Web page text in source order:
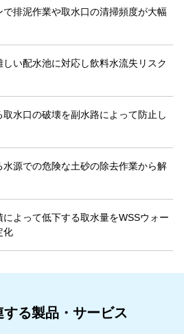
排泥作業や取水口の清掃頻度が大幅
い配水池に対応し飲料水流失リスク
水口の破壊を副水路によって防止し
源での危険な土砂の除去作業から解
よって低下する取水量をWSSウォー
化
る製品・サービス